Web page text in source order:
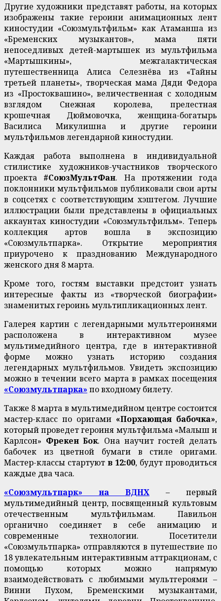
Другие художники представят работы, на которых
изображены такие героини анимационных лент
киностудии «Союзмультфильм» как Атаманша из
«Бременских музыкантов», мама пяти
непоседливых детей-мартышек из мультфильма
«Мартышкины», межгалактическая
путешественница Алиса Селезнёва из «Тайны
третьей планеты», творческая мама Дяди Федора
из «Простоквашино», величественная с холодным
взглядом Снежная королева, прелестная
крошечная Дюймовочка, женщина-богатырь
Василиса Микулишна и другие героини
мультфильмов легендарной киностудии.
Каждая работа выполнена в индивидуальной
стилистике художников-участников творческого
проекта #СоюзМультФан. На протяжении года
поклонники мультфильмов публиковали свои арты
в соцсетях с соответствующим хэштегом. Лучшие
иллюстрации были представлены в официальных
аккаунтах киностудии «Союзмультфильм». Теперь
коллекция артов вошла в экспозицию
«Союзмультпарка». Открытие мероприятия
приурочено к празднованию Международного
женского дня 8 марта.
Кроме того, гостям выставки предстоит узнать
интересные факты из «творческой биографии»
знаменитых героинь мультипликационных лент.
Галерея картин с легендарными мультгероинями
расположена в интерактивном музее
мультимедийного центра, где в интерактивной
форме можно узнать историю создания
легендарных мультфильмов. Увидеть экспозицию
можно в течении всего марта в рамках посещения
«Союзмультпарка» по входному билету.
Также 8 марта в мультимедийном центре состоится
мастер-класс по оригами «Порхающая бабочка»,
который проведет героиня мультфильма «Малыш и
Карлсон» Фрекен Бок. Она научит гостей делать
бабочек из цветной бумаги в стиле оригами.
Мастер-классы стартуют в 12:00, будут проводиться
каждые два часа.
«Союзмультпарк» на ВДНХ – первый
мультимедийный центр, посвященный культовым
отечественным мультфильмам. Павильон
органично соединяет в себе анимацию и
современные технологии. Посетители
«Союзмультпарка» отправляются в путешествие по
18 увлекательным интерактивным аттракционам, с
помощью которых можно напрямую
взаимодействовать с любимыми мультгероями –
Винни Пухом, Бременскими музыкантами,